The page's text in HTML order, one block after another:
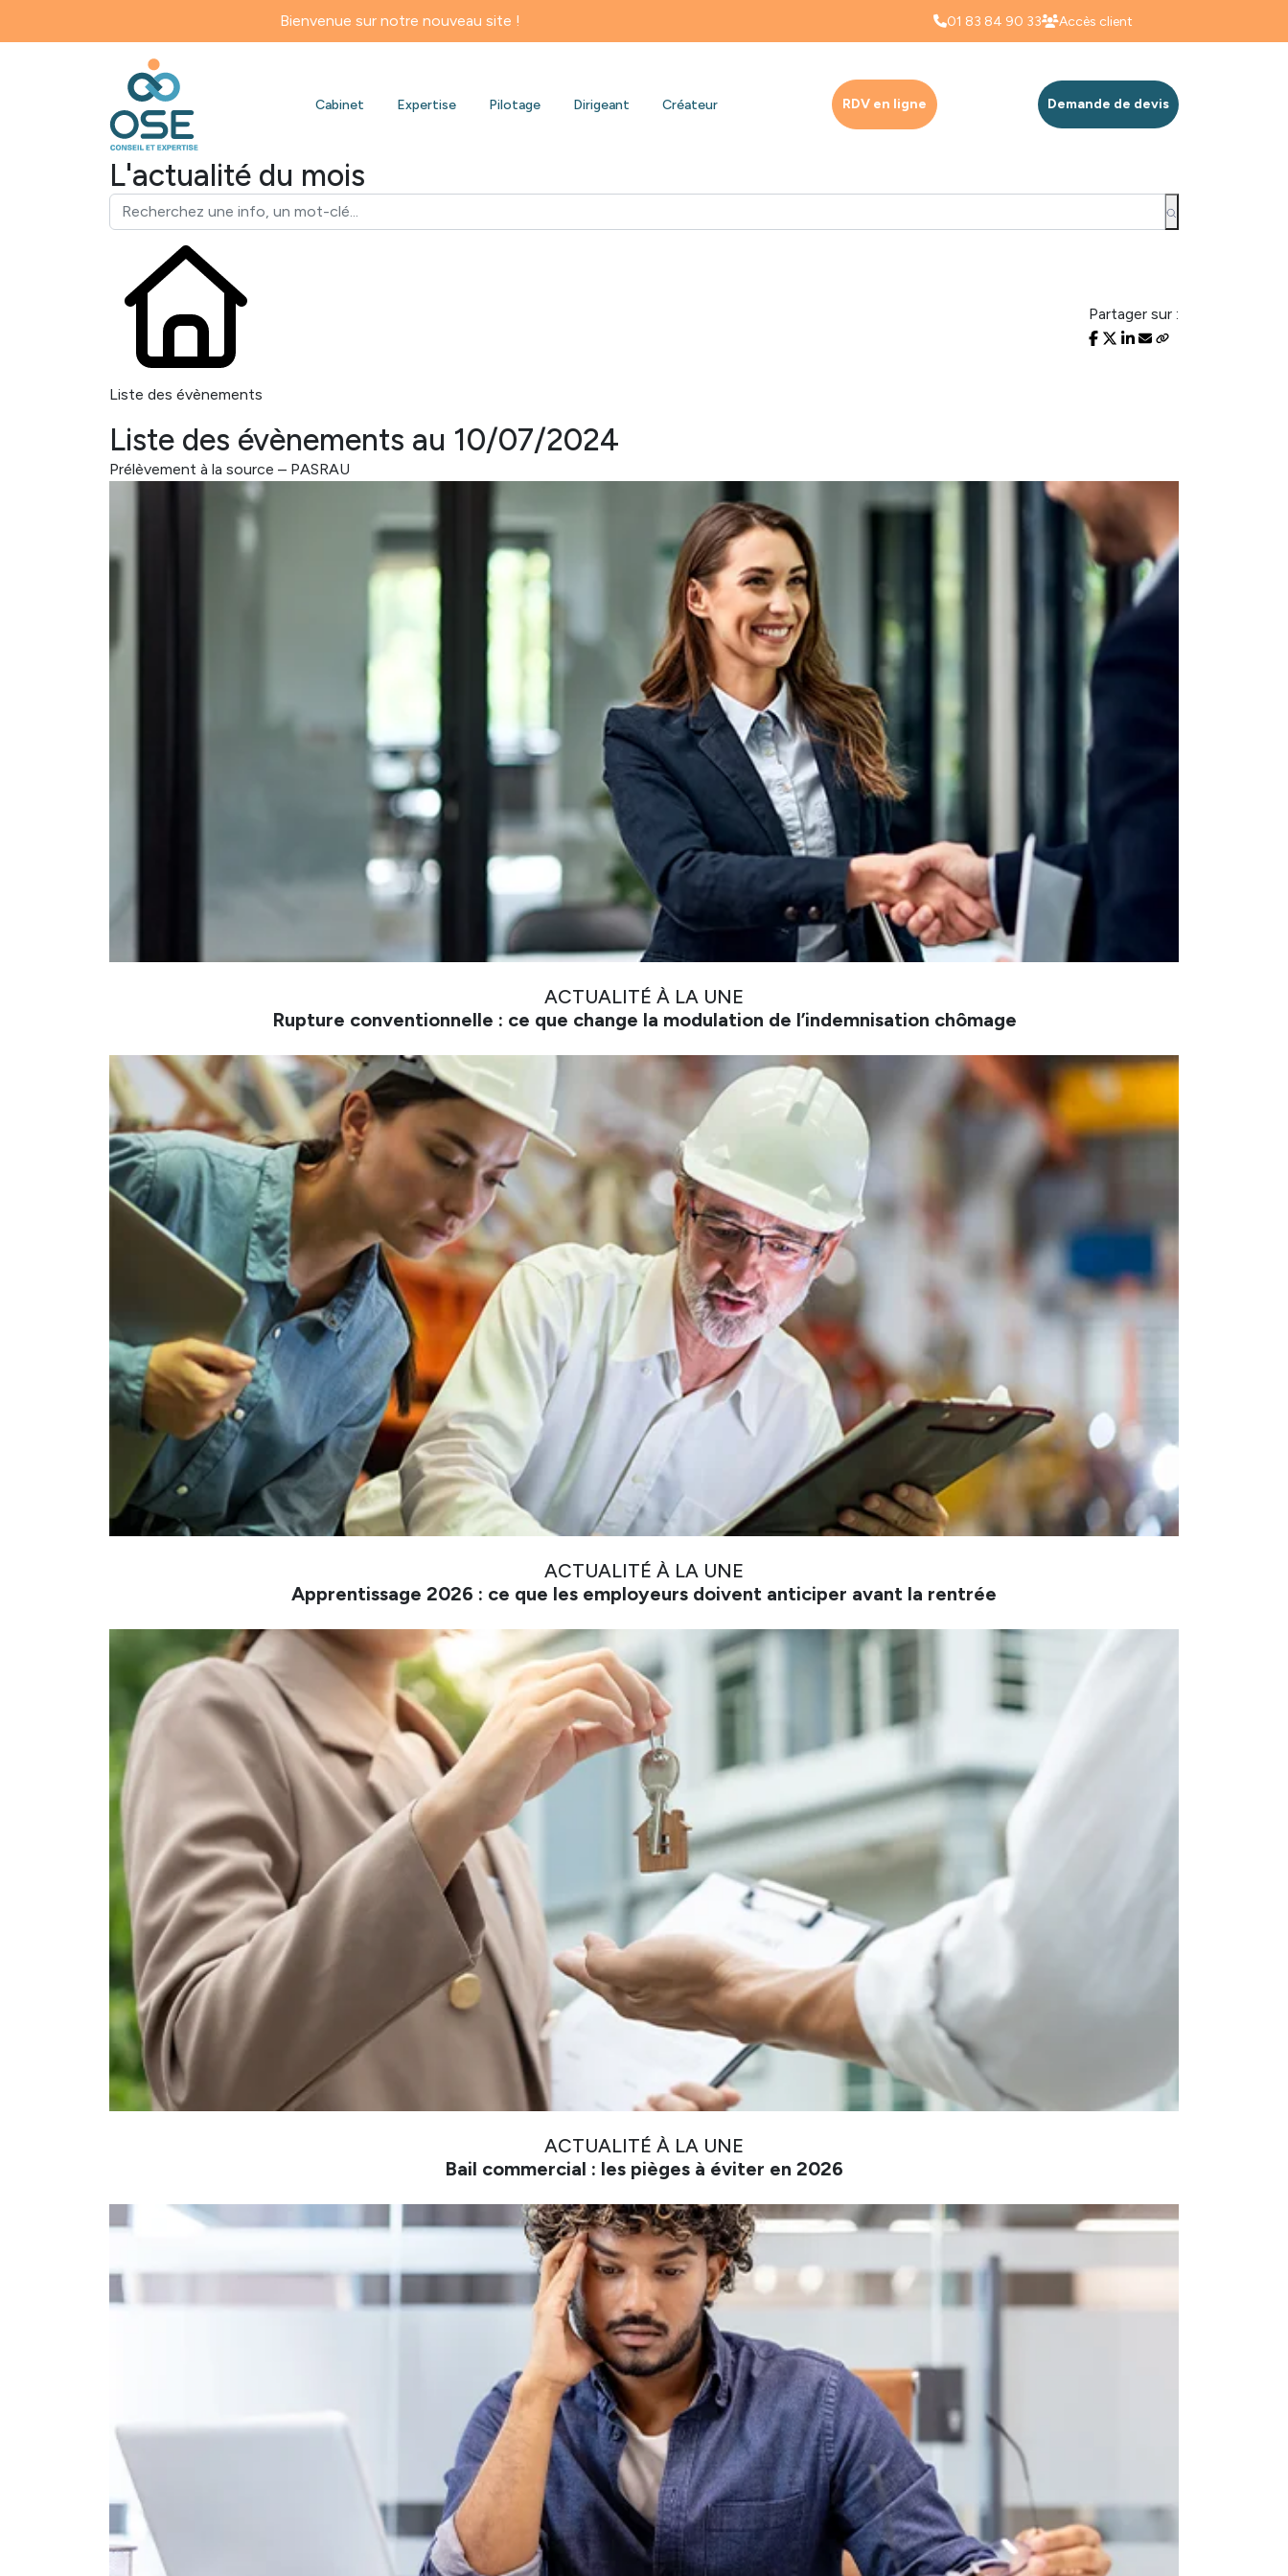
Bienvenue sur notre nouveau site ! 01 83 84 90 33 Accès client
Cabinet Expertise Pilotage Dirigeant Créateur RDV en ligne Demande de devis
L'actualité du mois
Liste des évènements
Partager sur :
Liste des évènements au 10/07/2024
Prélèvement à la source – PASRAU
ACTUALITÉ À LA UNE
Rupture conventionnelle : ce que change la modulation de l’indemnisation chômage
ACTUALITÉ À LA UNE
Apprentissage 2026 : ce que les employeurs doivent anticiper avant la rentrée
ACTUALITÉ À LA UNE
Bail commercial : les pièges à éviter en 2026